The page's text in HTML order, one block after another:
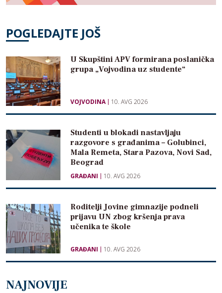
POGLEDAJTE JOŠ
U Skupštini APV formirana poslanička
grupa „Vojvodina uz studente“
VOJVODINA 10. AVG 2026
Studenti u blokadi nastavljaju
razgovore s građanima – Golubinci,
Mala Remeta, Stara Pazova, Novi Sad,
Beograd
GRAĐANI 10. AVG 2026
Roditelji Jovine gimnazije podneli
prijavu UN zbog kršenja prava
učenika te škole
GRAĐANI 10. AVG 2026
NAJNOVIJE